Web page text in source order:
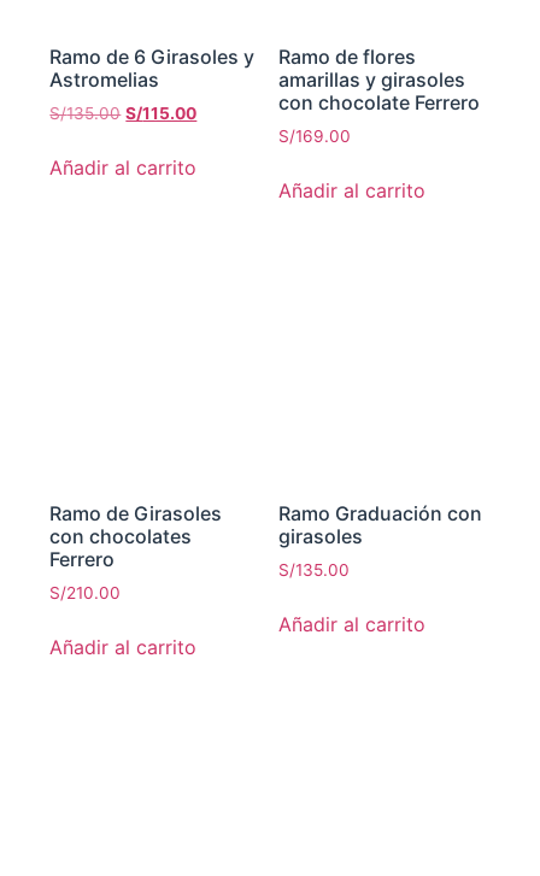
Ramo de 6 Girasoles y
Astromelias
S/135.00 S/115.00
Añadir al carrito
Ramo de flores
amarillas y girasoles
con chocolate Ferrero
S/169.00
Añadir al carrito
Ramo de Girasoles
con chocolates
Ferrero
S/210.00
Añadir al carrito
Ramo Graduación con
girasoles
S/135.00
Añadir al carrito